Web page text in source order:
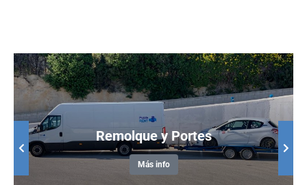
Remolque y Portes
Más info